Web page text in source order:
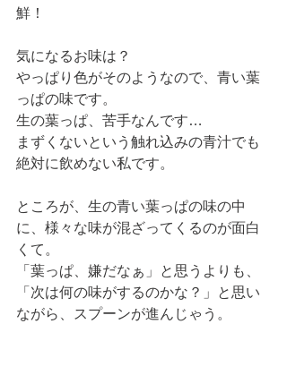
鮮！
気になるお味は？
やっぱり色がそのようなので、青い葉
っぱの味です。
生の葉っぱ、苦手なんです…
まずくないという触れ込みの青汁でも
絶対に飲めない私です。
ところが、生の青い葉っぱの味の中
に、様々な味が混ざってくるのが面白
くて。
「葉っぱ、嫌だなぁ」と思うよりも、
「次は何の味がするのかな？」と思い
ながら、スプーンが進んじゃう。